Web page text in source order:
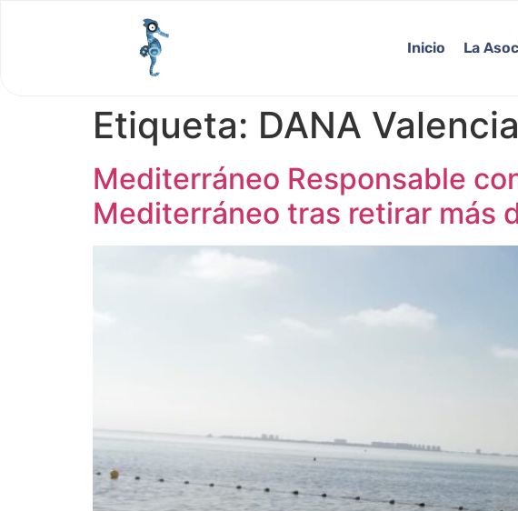
Inicio La
Etiqueta: DANA Valencia
Mediterráneo Responsable
Mediterráneo tras retirar más